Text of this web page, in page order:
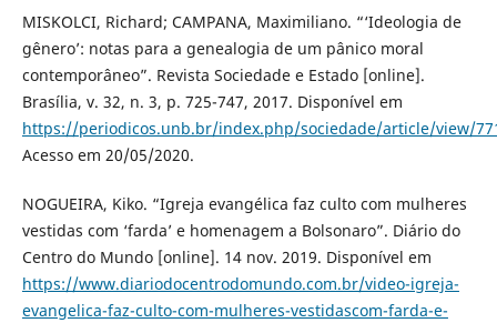
MISKOLCI, Richard; CAMPANA, Maximiliano. “‘Ideologia de
gênero’: notas para a genealogia de um pânico moral
contemporâneo”. Revista Sociedade e Estado [online].
Brasília, v. 32, n. 3, p. 725-747, 2017. Disponível em
https://periodicos.unb.br/index.php/sociedade/article/view/
Acesso em 20/05/2020.
NOGUEIRA, Kiko. “Igreja evangélica faz culto com mulheres
vestidas com ‘farda’ e homenagem a Bolsonaro”. Diário do
Centro do Mundo [online]. 14 nov. 2019. Disponível em
https://www.diariodocentrodomundo.com.br/video-igreja-
evangelica-faz-culto-com-mulheres-vestidascom-farda-e-